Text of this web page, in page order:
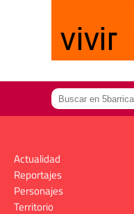
Actualidad
Reportajes
Personajes
Territorio